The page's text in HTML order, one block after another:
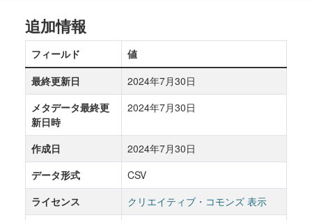
追加情報
フィールド
値
最終更新日
2024年7月30日
メタデータ最終更
新日時
2024年7月30日
作成日
2024年7月30日
データ形式
CSV
ライセンス
クリエイティブ・コモンズ 表示